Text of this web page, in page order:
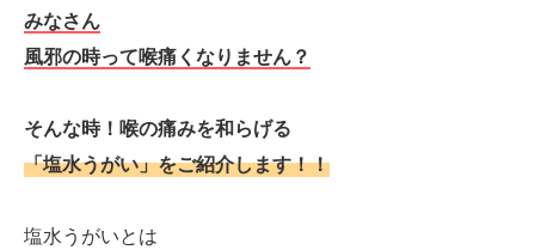
みなさん
風邪の時って喉痛くなりません？
そんな時！喉の痛みを和らげる
「塩水うがい」をご紹介します！！
塩水うがいとは